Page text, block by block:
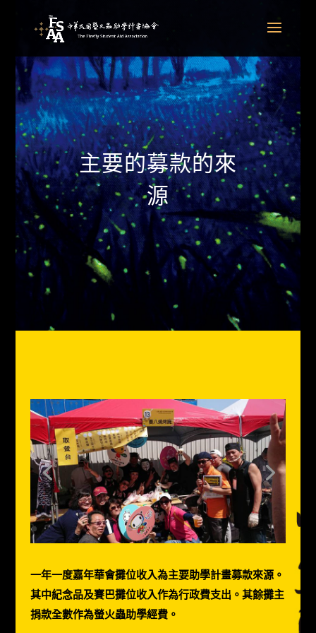
主要的募款的來
源
一年一度嘉年華會攤位收入為主要助學計畫募款來源。
其中紀念品及賽巴攤位收入作為行政費支出。其餘攤主
捐款全數作為螢火蟲助學經費。